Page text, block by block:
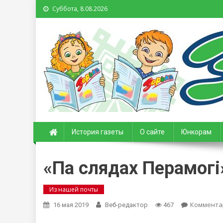
Суббота, 8.08.2026
Зорька. Газета для
История газеты О сайте Юнкорам
«Па слядах
Из нашей почты
16 мая 2019 Веб-редактор 467